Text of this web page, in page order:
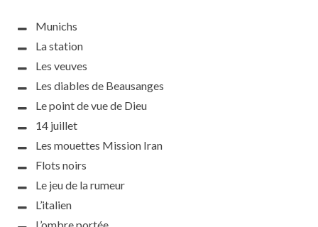
Munichs
La station
Les veuves
Les diables de Beausanges
Le point de vue de Dieu
14 juillet
Les mouettes Mission Iran
Flots noirs
Le jeu de la rumeur
L’italien